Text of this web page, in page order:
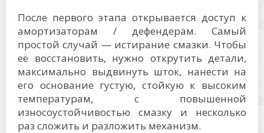
После первого этапа открывается доступ к
амортизаторам / дефендерам. Самый
простой случай — истирание смазки. Чтобы
её восстановить, нужно открутить детали,
максимально выдвинуть шток, нанести на
его основание густую, стойкую к высоким
температурам, с повышенной
износоустойчивостью смазку и несколько
раз сложить и разложить механизм.